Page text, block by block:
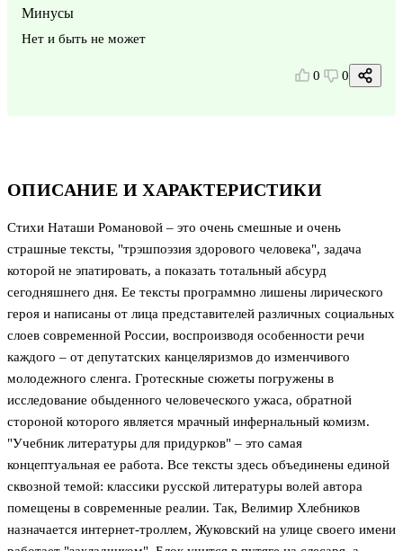
ОПИСАНИЕ И ХАРАКТЕРИСТИКИ
Стихи Наташи Романовой – это очень смешные и очень
страшные тексты, "трэшпоэзия здорового человека", задача
которой не эпатировать, а показать тотальный абсурд
сегодняшнего дня. Ее тексты программно лишены лирического
героя и написаны от лица представителей различных социальных
слоев современной России, воспроизводя особенности речи
каждого – от депутатских канцеляризмов до изменчивого
молодежного сленга. Гротескные сюжеты погружены в
исследование обыденного человеческого ужаса, обратной
стороной которого является мрачный инфернальный комизм.
"Учебник литературы для придурков" – это самая
концептуальная ее работа. Все тексты здесь объединены единой
сквозной темой: классики русской литературы волей автора
помещены в современные реалии. Так, Велимир Хлебников
назначается интернет-троллем, Жуковский на улице своего имени
Минусы
Нет и быть не может
0 0